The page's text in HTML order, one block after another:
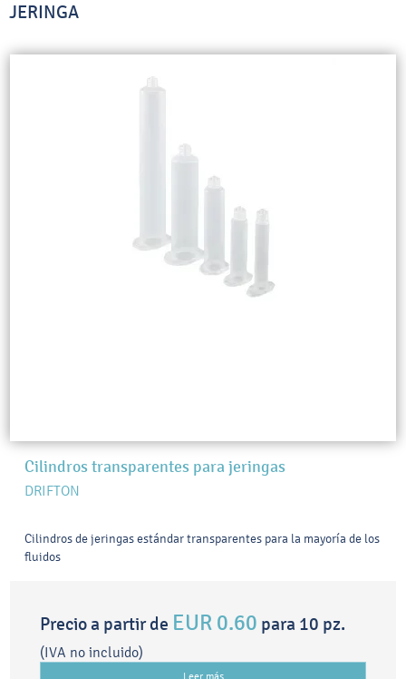
JERINGA
Cilindros transparentes para jeringas
DRIFTON
Cilindros de jeringas estándar transparentes para la mayoría de los
fluidos
Precio a partir de EUR 0.60 para 10 pz.
(IVA no incluido)
Leer más